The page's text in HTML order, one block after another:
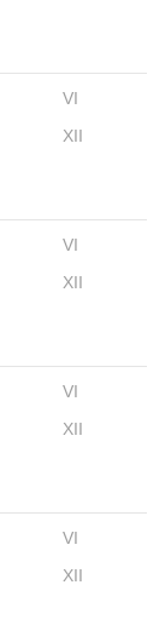
VI
XII
VI
XII
VI
XII
VI
XII